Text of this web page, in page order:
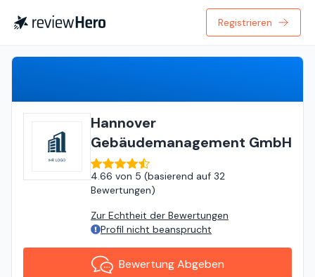
Registrieren
Hannover
Gebäudemanagement GmbH
4.66 von 5 (basierend auf 32
Bewertungen)
Zur Echtheit der Bewertungen
Profil nicht beansprucht
Bewertung Abgeben